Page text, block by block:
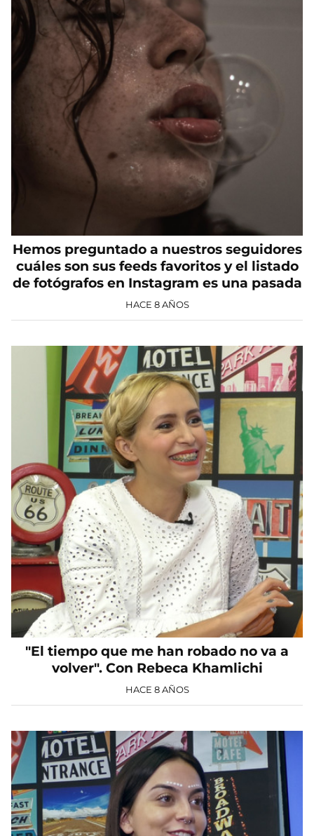
Hemos preguntado a nuestros seguidores
cuáles son sus feeds favoritos y el listado
de fotógrafos en Instagram es una pasada
HACE 8 AÑOS
"El tiempo que me han robado no va a
volver". Con Rebeca Khamlichi
HACE 8 AÑOS